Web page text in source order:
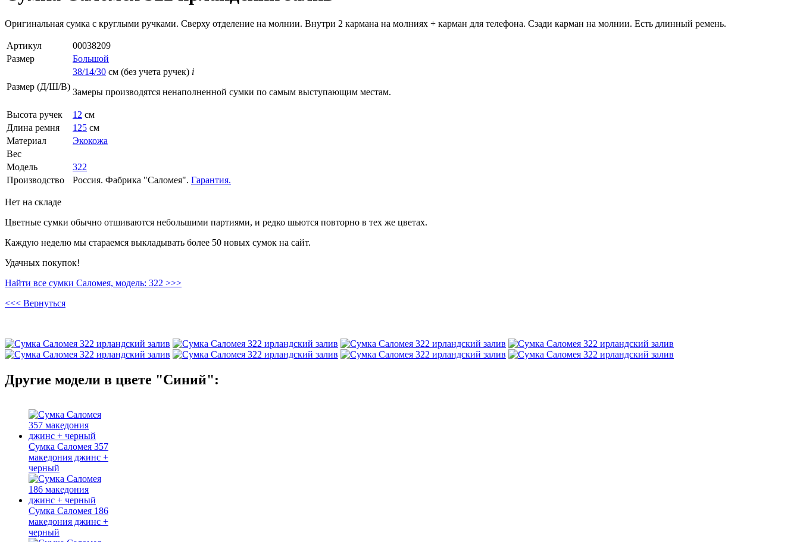
Оригинальная сумка с круглыми ручками. Сверху отделение на молнии. Внутри 2 кармана на молниях + карман для телефона. Сзади карман на молнии. Есть длинный ремень.
Артикул
00038209
Размер
Большой
Размер (Д/Ш/В)
38/14/30 см (без учета ручек) i
Замеры производятся ненаполненной сумки по самым выступающим местам.
Высота ручек 12 см
Длина ремня
125 см
Материал
Экокожа
Вес
Модель
322
Производство
Россия. Фабрика "Саломея". Гарантия.
Нет на складе
Цветные сумки обычно отшиваются небольшими партиями, и редко шьются повторно в тех же цветах.
Каждую неделю мы стараемся выкладывать более 50 новых сумок на сайт.
Удачных покупок!
Найти все сумки Саломея, модель: 322 >>>
<<< Вернуться
Другие модели в цвете "Синий":
Сумка Саломея 357
македония джинс +
черный
Сумка Саломея 186
македония джинс +
черный